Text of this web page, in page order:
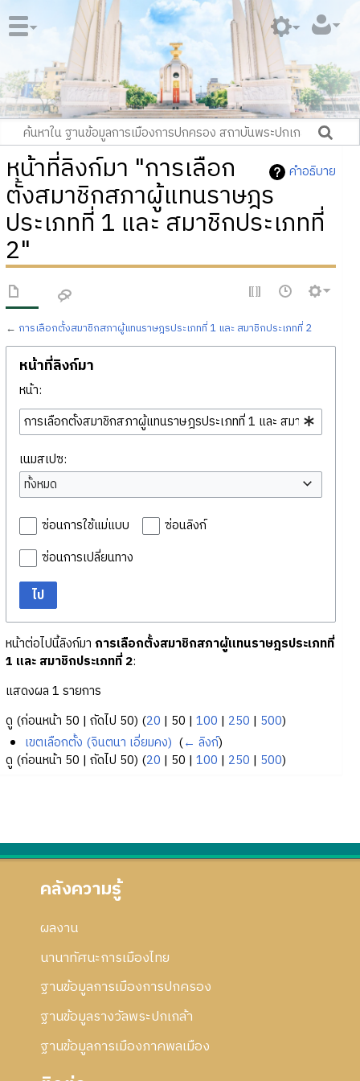
คำอธิบาย
หน้าที่ลิงก์มา "การเลือก
ตั้งสมาชิกสภาผู้แทนราษฎร
ประเภทที่ 1 และ สมาชิกประเภทที่
2"
← การเลือกตั้งสมาชิกสภาผู้แทนราษฎรประเภทที่ 1 และ สมาชิกประเภทที่ 2
หน้าที่ลิงก์มา
หน้า:
เนมสเปซ:
ทั้งหมด
ซ่อนการใช้แม่แบบ
ซ่อนลิงก์
ซ่อนการเปลี่ยนทาง
ไป
หน้าต่อไปนี้ลิงก์มา การเลือกตั้งสมาชิกสภาผู้แทนราษฎรประเภทที่
1 และ สมาชิกประเภทที่ 2:
แสดงผล 1 รายการ
ดู (ก่อนหน้า 50 | ถัดไป 50) (20 | 50 | 100 | 250 | 500)
เขตเลือกตั้ง (จินตนา เอี่ยมคง) (← ลิงก์)
ดู (ก่อนหน้า 50 | ถัดไป 50) (20 | 50 | 100 | 250 | 500)
คลังความรู้
ผลงาน
นานาทัศนะการเมืองไทย
ฐานข้อมูลการเมืองการปกครอง
ฐานข้อมูลรางวัลพระปกเกล้า
ฐานข้อมูลการเมืองภาคพลเมือง